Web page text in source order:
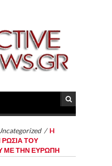
/ H
ΤΟΥ
ΜΕ ΤΗΝ ΕΥΡΩΠΗ